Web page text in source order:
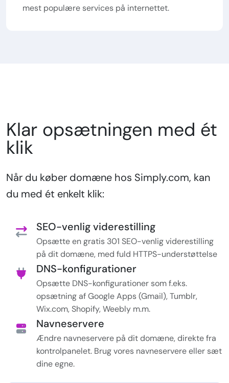
mest populære services på internettet.
Klar opsætningen med ét
klik
Når du køber domæne hos Simply.com, kan
du med ét enkelt klik:
SEO-venlig viderestilling
Opsætte en gratis 301 SEO-venlig viderestilling
på dit domæne, med fuld HTTPS-understøttelse
DNS-konfigurationer
Opsætte DNS-konfigurationer som f.eks.
opsætning af Google Apps (Gmail), Tumblr,
Wix.com, Shopify, Weebly m.m.
Navneservere
Ændre navneservere på dit domæne, direkte fra
kontrolpanelet. Brug vores navneservere eller sæt
dine egne.